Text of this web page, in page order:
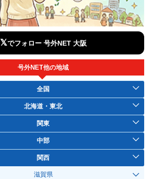
𝕏でフォロー 号外NET 大阪
号外NET他の地域
全国
北海道・東北
関東
中部
関西
滋賀県